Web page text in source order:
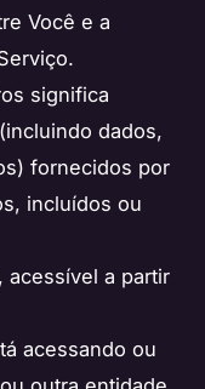
Você e a
significa
dados,
fornecidos por
incluídos ou
acessível a partir
acessando ou